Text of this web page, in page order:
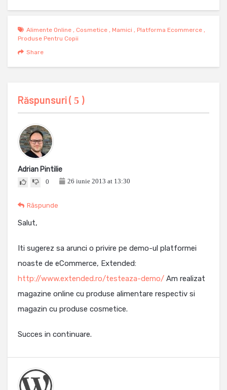
Alimente Online , Cosmetice , Mamici , Platforma Ecommerce ,
Produse Pentru Copii
Share
Răspunsuri ( 5 )
Adrian Pintilie
0 26 iunie 2013 at 13:30
Răspunde
Salut,
Iti sugerez sa arunci o privire pe demo-ul platformei
noaste de eCommerce, Extended:
http://www.extended.ro/testeaza-demo/ Am realizat
magazine online cu produse alimentare respectiv si
magazin cu produse cosmetice.
Succes in continuare.